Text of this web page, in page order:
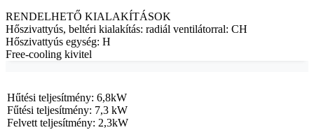
RENDELHETŐ KIALAKÍTÁSOK
Hőszivattyús, beltéri kialakítás: radiál ventilátorral: CH
Hőszivattyús egység: H
Free-cooling kivitel
Hűtési teljesítmény: 6,8kW
Fűtési teljesítmény: 7,3 kW
Felvett teljesítmény: 2,3kW